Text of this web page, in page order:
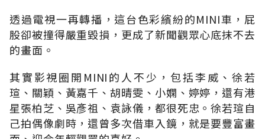
透過電視一再轉播，這台色彩繽紛的MINI車，屁
股卻被撞得嚴重毀損，更成了新聞觀眾心底抹不去
的畫面。
其實影視圈開MINI的人不少，包括李威、徐若
瑄、關穎、黃嘉千、胡晴雯、小嫻、婷婷，還有港
星張柏芝、吳彥祖、袁詠儀，都很死忠。徐若瑄自
己拍偶像劇時，還曾多次借車入鏡，就是要豐富畫